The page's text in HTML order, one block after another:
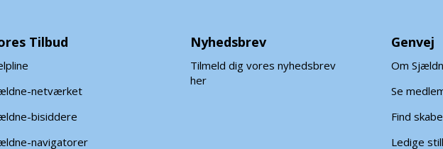
Tilbud
netværket
bisiddere
navigatorer
Nyhedsbrev
Tilmeld dig vores nyhedsbrev
her
Genvej
Om
Se
Find
Ledige